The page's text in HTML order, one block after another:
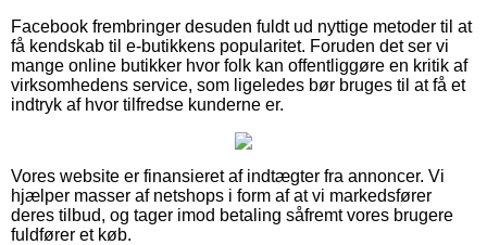
Facebook frembringer desuden fuldt ud nyttige metoder til at
få kendskab til e-butikkens popularitet. Foruden det ser vi
mange online butikker hvor folk kan offentliggøre en kritik af
virksomhedens service, som ligeledes bør bruges til at få et
indtryk af hvor tilfredse kunderne er.
Vores website er finansieret af indtægter fra annoncer. Vi
hjælper masser af netshops i form af at vi markedsfører
deres tilbud, og tager imod betaling såfremt vores brugere
fuldfører et køb.